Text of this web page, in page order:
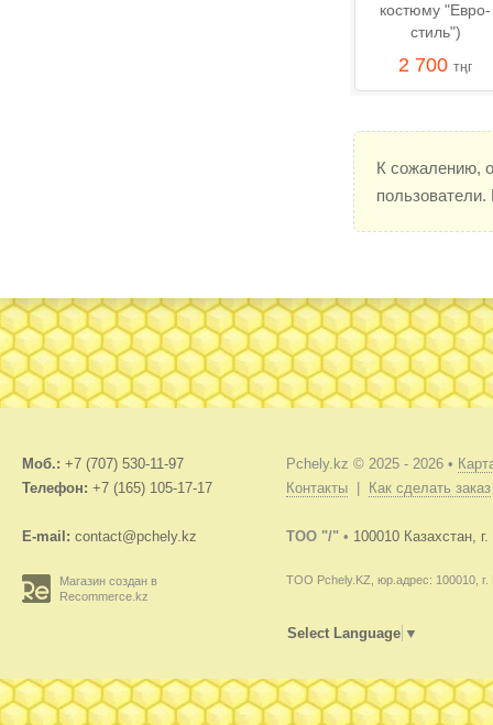
костюму "Евро-
стиль")
2 700тңг
К сожалению,
Моб.: +7 (707) 530-11-97
Телефон: +7 (165) 105-17-17
E-mail: contact@pchely.kz
Магазин создан в
Recommerce.kz
Pchely.kz © 2025 - 2026 •
Контакты
Как сделать заказ
TOO "/" • 100010 Казахстан,
ТОО Pchely.KZ, юр.адрес: 100010, г.
Select Language ▼